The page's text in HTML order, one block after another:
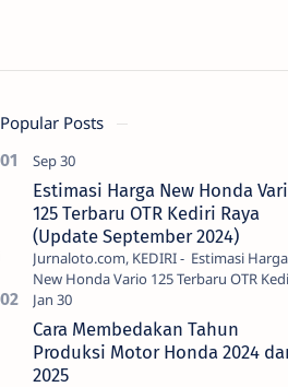
Popular Posts
Estimasi Harga New Honda
125 Terbaru OTR Kediri Raya
(Update September 2024)
Jurnaloto.com, KEDIRI - Estimasi Harga
New Honda Vario 125 Terbaru OTR
Raya (Update September 2024) Brosis
sekalian, PT Astra Honda Motor (AH…
Cara Membedakan Tahun
Produksi Motor Honda 2024
2025